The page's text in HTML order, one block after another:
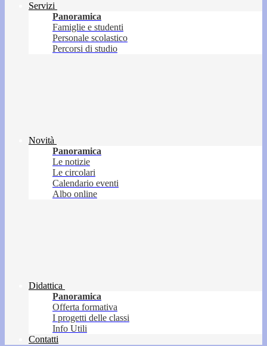
Servizi
Panoramica
Famiglie e studenti
Personale scolastico
Percorsi di studio
Novità
Panoramica
Le notizie
Le circolari
Calendario eventi
Albo online
Didattica
Panoramica
Offerta formativa
I progetti delle classi
Info Utili
Contatti